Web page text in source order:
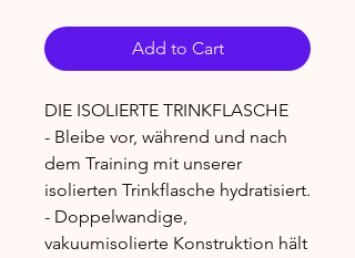
Add to Cart
DIE ISOLIERTE TRINKFLASCHE
- Bleibe vor, während und nach
dem Training mit unserer
isolierten Trinkflasche hydratisiert.
- Doppelwandige,
vakuumisolierte Konstruktion hält